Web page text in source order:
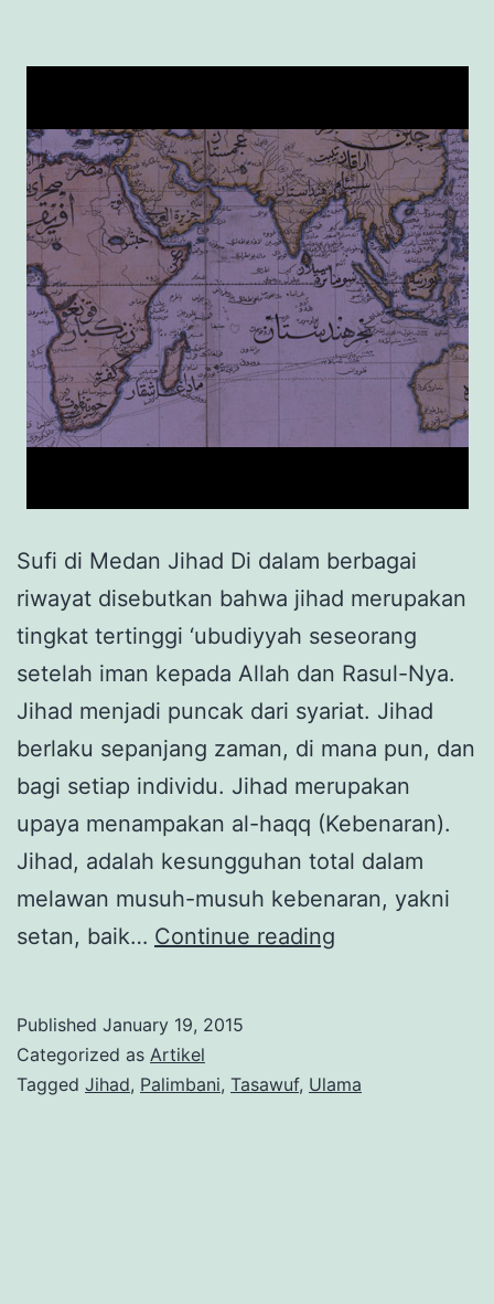
Sufi di Medan Jihad Di dalam berbagai
riwayat disebutkan bahwa jihad merupakan
tingkat tertinggi ‘ubudiyyah seseorang
setelah iman kepada Allah dan Rasul-Nya.
Jihad menjadi puncak dari syariat. Jihad
berlaku sepanjang zaman, di mana pun, dan
bagi setiap individu. Jihad merupakan
upaya menampakan al-haqq (Kebenaran).
Jihad, adalah kesungguhan total dalam
melawan musuh-musuh kebenaran, yakni
setan, baik… Continue reading
PALIMBANI:
Published January 19, 2015
Categorized as Artikel
Tagged Jihad, Palimbani, Tasawuf, Ulama